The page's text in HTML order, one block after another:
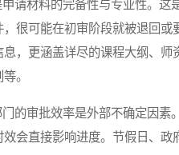
材料的完备性与专业性。这
，很可能在初审阶段就被退回
，更涵盖详尽的课程大纲、
。
审批效率是外部不确定因素
会直接影响进度。节假日、政